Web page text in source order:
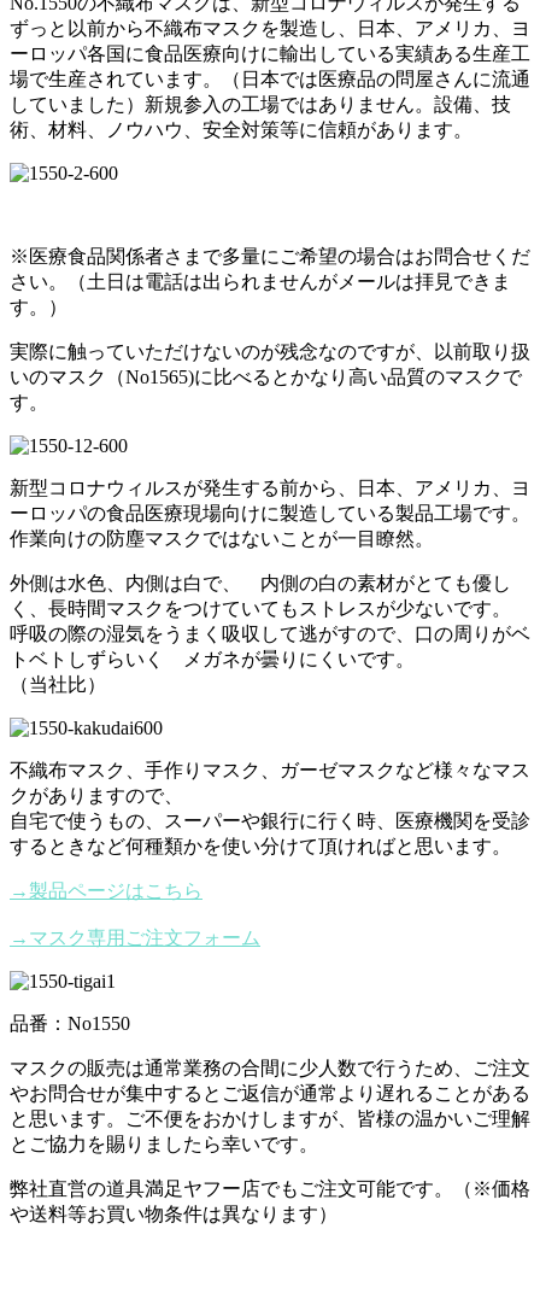
ずっと以前から不織布マスクを製造し、日本、アメリカ、ヨ
ーロッパ各国に食品医療向けに輸出している実績ある生産工
場で生産されています。（日本では医療品の問屋さんに流通
していました）新規参入の工場ではありません。設備、技
術、材料、ノウハウ、安全対策等に信頼があります。
※医療食品関係者さまで多量にご希望の場合はお問合せくだ
さい。（土日は電話は出られませんがメールは拝見できま
す。）
実際に触っていただけないのが残念なのですが、以前取り扱
いのマスク（No1565)に比べるとかなり高い品質のマスクで
す。
新型コロナウィルスが発生する前から、日本、アメリカ、ヨ
ーロッパの食品医療現場向けに製造している製品工場です。
作業向けの防塵マスクではないことが一目瞭然。
外側は水色、内側は白で、 内側の白の素材がとても優し
く、長時間マスクをつけていてもストレスが少ないです。
呼吸の際の湿気をうまく吸収して逃がすので、口の周りがベ
トベトしずらいく メガネが曇りにくいです。
（当社比）
不織布マスク、手作りマスク、ガーゼマスクなど様々なマス
クがありますので、
自宅で使うもの、スーパーや銀行に行く時、医療機関を受診
するときなど何種類かを使い分けて頂ければと思います。
→製品ページはこちら
→マスク専用ご注文フォーム
品番：No1550
マスクの販売は通常業務の合間に少人数で行うため、ご注文
やお問合せが集中するとご返信が通常より遅れることがある
と思います。ご不便をおかけしますが、皆様の温かいご理解
とご協力を賜りましたら幸いです。
弊社直営の道具満足ヤフー店でもご注文可能です。（※価格
や送料等お買い物条件は異なります）